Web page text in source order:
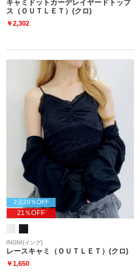
キャミドットカーデレイヤードトップ
ス（ＯＵＴＬＥＴ）(クロ)
￥2,302
2点20％OFF
21％OFF
INGNI(イング)
レースキャミ（ＯＵＴＬＥＴ）(クロ)
￥1,650